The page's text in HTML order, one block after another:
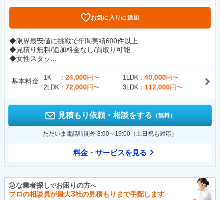
お気に入りに追加
◆限界最安値に挑戦で年間実績600件以上
◆見積り無料/追加料金なし/買取り可能
◆女性スタッ...
基本料金 1K 24,000円〜 1LDK 40,000円〜
2LDK
72,000円〜 3LDK 112,000円〜
見積もり依頼・相談をする （無料）
ただいま電話時間外 8:00～19:00（土日祝も対応）
料金・サービスを見る
急な業者探しでお困りの方へ
プロの相談員が最大3社の見積もりまで手配します